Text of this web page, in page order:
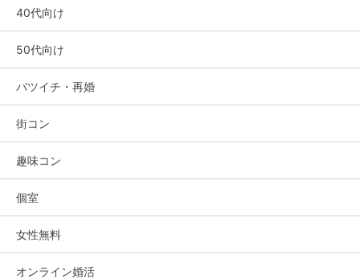
40代向け
50代向け
バツイチ・再婚
街コン
趣味コン
個室
女性無料
オンライン婚活